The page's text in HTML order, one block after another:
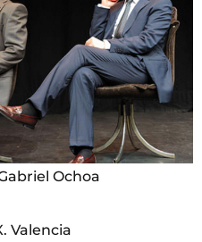
Ochoa
Valencia